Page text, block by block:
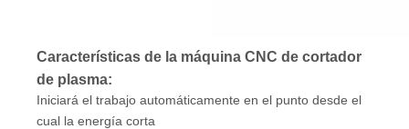
Características de la máquina CNC de cortador
de plasma:
Iniciará el trabajo automáticamente en el punto desde el
cual la energía corta